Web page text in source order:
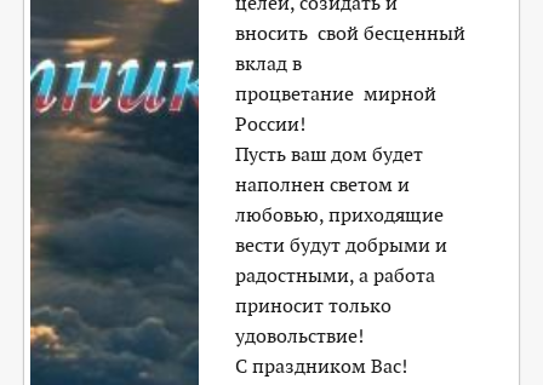
вносить свой бесценный
вклад в
процветание мирной
России!
Пусть ваш дом будет
наполнен светом и
любовью, приходящие
вести будут добрыми и
радостными, а работа
приносит только
удовольствие!
С праздником Вас!